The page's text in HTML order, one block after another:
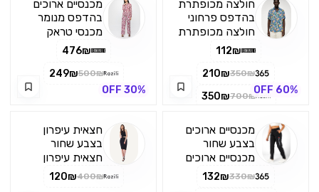
חולצה מכופתרת
בהדפס פרחוני
חולצה מכופתרת
מבית המותג
PUNT ROMA
בהדפס פרחוני
בצבע ורדרד עם
שרוולים ארוכים
גם במידות
גדולות. הרכב בד
100% ויסקוזה
60% OFF
112₪
350₪
210₪
700₪
350₪
מכנסיים ארוכים
בהדפס מנומר
מכנסי טראק
בגזרה רחבה עם
הדפס מנומר
בולט ונוכח.
ספורטיבי, גומי
במותן לנוחות
ותנועה חופשית.
פריט שמרים כל
לוק יומיומי ומייצר
30% OFF
476₪
500₪
249₪
מכנסיים ארוכים
בצבע שחור
מכנסיים ארוכים
מבית
CHAMPION
330₪
132₪
חצאית עיפרון
בצבע שחור
חצאית עיפרון
היסטרית בסגנון
אל.איי מבית
400₪
120₪